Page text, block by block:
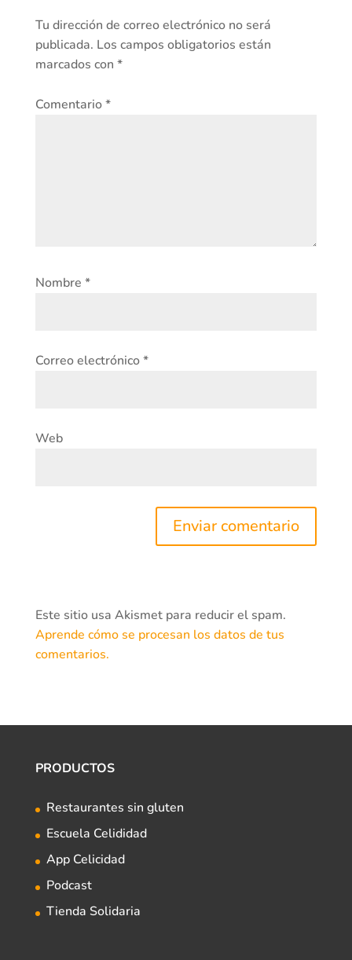
Tu dirección de correo electrónico no será
publicada. Los campos obligatorios están
marcados con *
Comentario*
Nombre *
Correo electrónico*
Web
Este sitio usa Akismet para reducir el spam.
Aprende cómo se procesan los datos de tus
comentarios.
PRODUCTOS
Restaurantes sin gluten
Escuela Celididad
App Celicidad
Podcast
Tienda Solidaria